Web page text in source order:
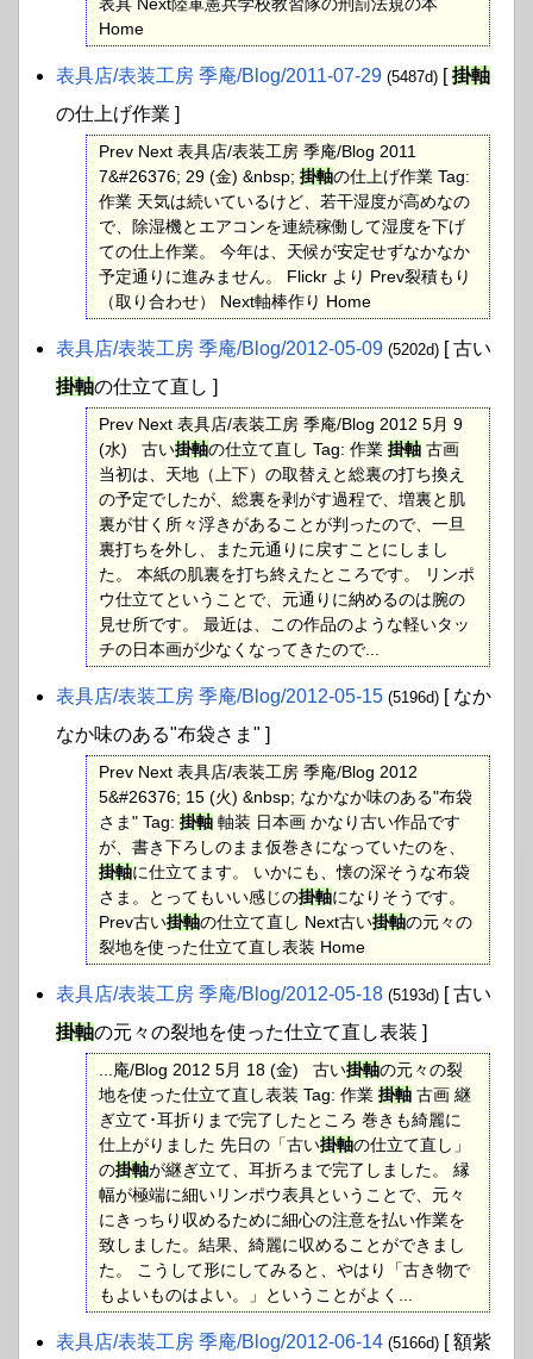
Home
表具店​/表装工房 季庵​/Blog​/2011-07-29 (5487d) [掛軸
の仕上げ作業 ]
Prev Next 表具店/表装工房 季庵/Blog 2011
7&#26376; 29 (金) &nbsp; 掛軸の仕上げ作業 Tag:
作業 天気は続いているけど、若干湿度が高めなの
で、除湿機とエアコンを連続稼働して湿度を下げ
ての仕上作業。 今年は、天候が安定せずなかなか
予定通りに進みません。 Flickr より Prev裂積もり
（取り合わせ） Next軸棒作り Home
表具店​/表装工房 季庵​/Blog​/2012-05-09 (5202d) [ 古い
掛軸の仕立て直し ]
Prev Next 表具店/表装工房 季庵/Blog 2012 5月 9
(水) 古い掛軸の仕立て直し Tag: 作業 掛軸 古画
当初は、天地（上下）の取替えと総裏の打ち換え
の予定でしたが、総裏を剥がす過程で、増裏と肌
裏が甘く所々浮きがあることが判ったので、一旦
裏打ちを外し、また元通りに戻すことにしまし
た。 本紙の肌裏を打ち終えたところです。 リンポ
ウ仕立てということで、元通りに納めるのは腕の
見せ所です。 最近は、この作品のような軽いタッ
チの日本画が少なくなってきたので...
表具店​/表装工房 季庵​/Blog​/2012-05-15 (5196d) [ なか
なか味のある"布袋さま" ]
Prev Next 表具店/表装工房 季庵/Blog 2012
5&#26376; 15 (火) &nbsp; なかなか味のある"布袋
さま" Tag: 掛軸 軸装 日本画 かなり古い作品です
が、書き下ろしのまま仮巻きになっていたのを、
掛軸に仕立てます。 いかにも、懐の深そうな布袋
さま。とってもいい感じの掛軸になりそうです。
Prev古い掛軸の仕立て直し Next古い掛軸の元々の
裂地を使った仕立て直し表装 Home
表具店​/表装工房 季庵​/Blog​/2012-05-18 (5193d) [ 古い
掛軸の元々の裂地を使った仕立て直し表装 ]
...庵/Blog 2012 5月 18 (金) 古い掛軸の元々の裂
地を使った仕立て直し表装 Tag: 作業 掛軸 古画 継
ぎ立て･耳折りまで完了したところ 巻きも綺麗に
仕上がりました 先日の「古い掛軸の仕立て直し」
の掛軸が継ぎ立て、耳折ろまで完了しました。 縁
幅が極端に細いリンポウ表具ということで、元々
にきっちり収めるために細心の注意を払い作業を
致しました。結果、綺麗に収めることができまし
た。 こうして形にしてみると、やはり「古き物で
もよいものはよい。」ということがよく...
表具店​/表装工房 季庵​/Blog​/2012-06-14 (5166d) [ 額紫